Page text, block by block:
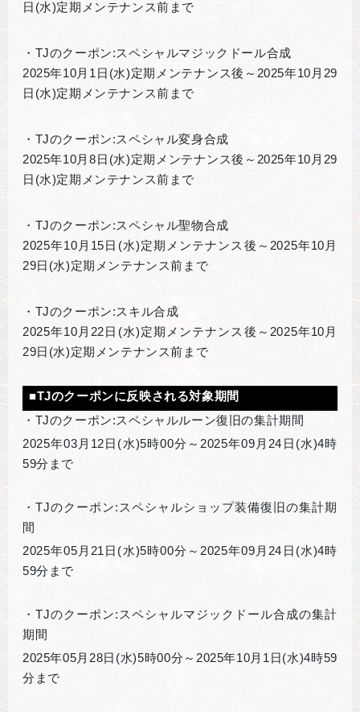
日(水)定期メンテナンス前まで
・TJのクーポン:スペシャルマジックドール合成
2025年10月1日(水)定期メンテナンス後～2025年10月29
日(水)定期メンテナンス前まで
・TJのクーポン:スペシャル変身合成
2025年10月8日(水)定期メンテナンス後～2025年10月29
日(水)定期メンテナンス前まで
・TJのクーポン:スペシャル聖物合成
2025年10月15日(水)定期メンテナンス後～2025年10月
29日(水)定期メンテナンス前まで
・TJのクーポン:スキル合成
2025年10月22日(水)定期メンテナンス後～2025年10月
29日(水)定期メンテナンス前まで
■TJのクーポンに反映される対象期間
・TJのクーポン:スペシャルルーン復旧の集計期間
2025年03月12日(水)5時00分～2025年09月24日(水)4時
59分まで
・TJのクーポン:スペシャルショップ装備復旧の集計期
間
2025年05月21日(水)5時00分～2025年09月24日(水)4時
59分まで
・TJのクーポン:スペシャルマジックドール合成の集計
期間
2025年05月28日(水)5時00分～2025年10月1日(水)4時59
分まで